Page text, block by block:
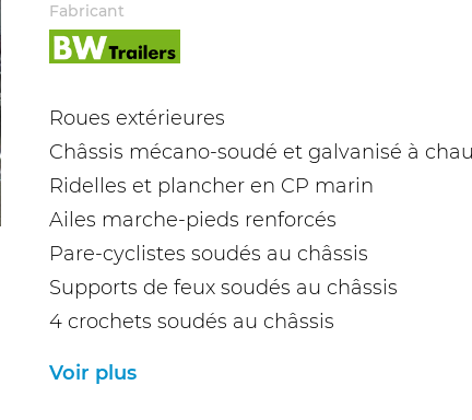
Fabricant
Roues extérieures
Châssis mécano-soudé et galvanisé à
Ridelles et plancher en CP marin
Ailes marche-pieds renforcés
Pare-cyclistes soudés au châssis
Supports de feux soudés au châssis
4 crochets soudés au châssis
Voir plus